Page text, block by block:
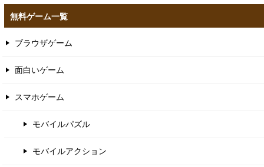
無料ゲーム一覧
ブラウザゲーム
面白いゲーム
スマホゲーム
モバイルパズル
モバイルアクション